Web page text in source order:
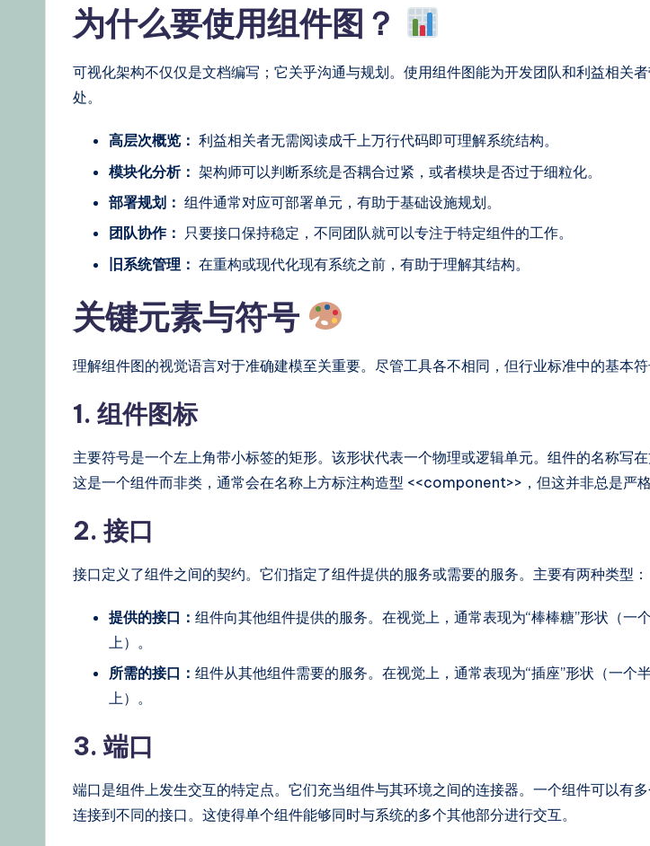
d为什么要使用组件图？
可视化架构不仅仅是文档编写；它关乎沟通与规划。使用组件图能为开发团队和利益相关
处。
高层次概览： 利益相关者无需阅读成千上万行代码即可理解系统结构。
模块化分析： 架构师可以判断系统是否耦合过紧，或者模块是否过于细粒化。
部署规划： 组件通常对应可部署单元，有助于基础设施规划。
团队协作： 只要接口保持稳定，不同团队就可以专注于特定组件的工作。
旧系统管理： 在重构或现代化现有系统之前，有助于理解其结构。
关键元素与符号
理解组件图的视觉语言对于准确建模至关重要。尽管工具各不相同，但行业标准中的基本符
1. 组件图标
主要符号是一个左上角带小标签的矩形。该形状代表一个物理或逻辑单元。组件的名称写
这是一个组件而非类，通常会在名称上方标注构造型 <<component>>，但这并非总是严格
2. 接口
接口定义了组件之间的契约。它们指定了组件提供的服务或需要的服务。主要有两种类型：
提供的接口： 组件向其他组件提供的服务。在视觉上，通常表现为“棒棒糖”形状（一
上）。
所需的接口： 组件从其他组件需要的服务。在视觉上，通常表现为“插座”形状（一个
上）。
3. 端口
端口是组件上发生交互的特定点。它们充当组件与其环境之间的连接器。一个组件可以有
连接到不同的接口。这使得单个组件能够同时与系统的多个其他部分进行交互。